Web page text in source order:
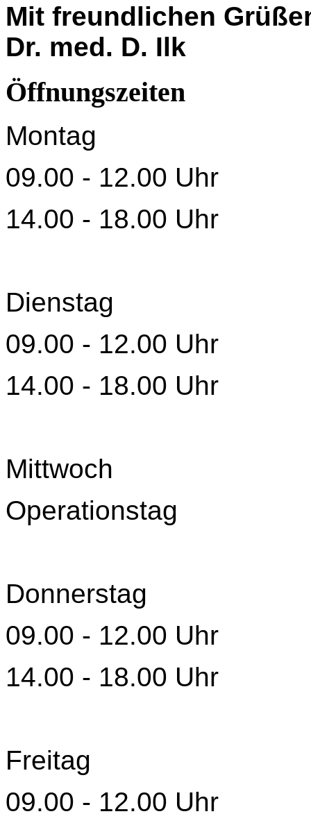
Mit freundlichen
Dr. med. D. Ilk
Öffnungszeiten
Montag
09.00 - 12.00 Uhr
14.00 - 18.00 Uhr
Dienstag
09.00 - 12.00 Uhr
14.00 - 18.00 Uhr
Mittwoch
Operationstag
Donnerstag
09.00 - 12.00 Uhr
14.00 - 18.00 Uhr
Freitag
09.00 - 12.00 Uhr